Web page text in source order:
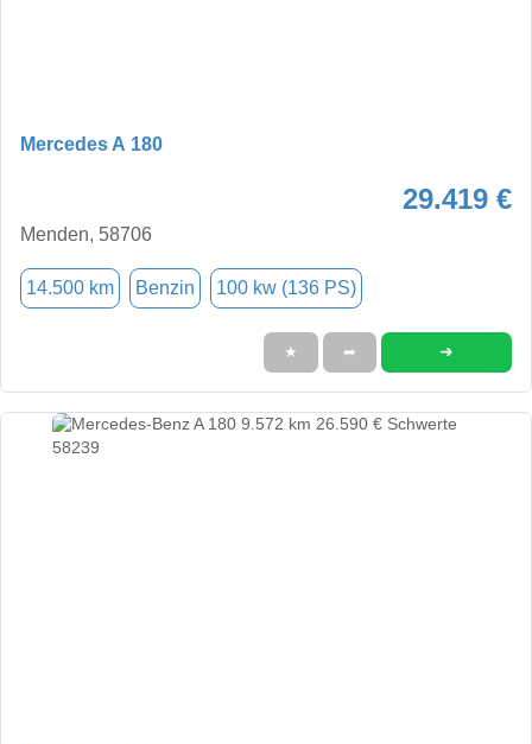
Mercedes A 180
29.419 €
Menden, 58706
14.500 km Benzin 100 kw (136 PS)
★ ➦ ➜